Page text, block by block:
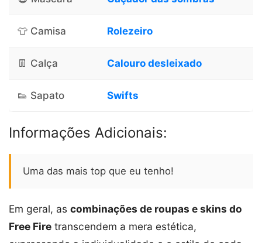
👕 Camisa Rolezeiro
👖 Calça Calouro desleixado
👟 Sapato Swifts
Informações Adicionais:
Uma das mais top que eu tenho!
Em geral, as combinações de roupas e skins do
Free Fire transcendem a mera estética,